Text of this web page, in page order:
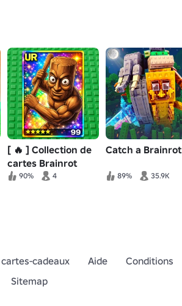
[ 🔥 ] Collection de
cartes Brainrot
90% 4
Catch a Brainrot
89% 35.9K
cadeaux Aide Conditions
Sitemap